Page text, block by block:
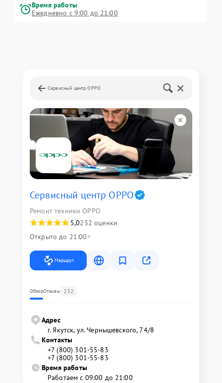
Время работы
Ежедневно с 9:00 до 21:00
Сервисный центр OPPO
Сервисный центр OPPO
Ремонт техники OPPO
5,0232 оценки
Открыто до 21:00
Маршрут
ОбзорОтзывы 232
Адрес
г. Якутск, ул. Чернышевского, 74/8
Контакты
+7 (800) 301-55-83
+7 (800) 301-55-83
Время работы
Работаем с 09:00 до 21:00